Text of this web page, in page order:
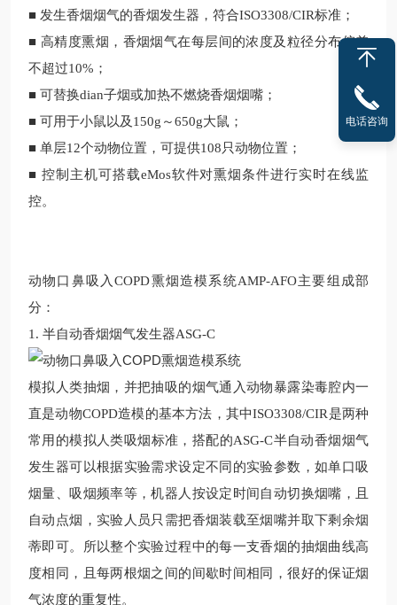
■ 发生香烟烟气的香烟发生器，符合ISO3308/CIR标准；
■ 高精度熏烟，香烟烟气在每层间的浓度及粒径分布偏差
不超过10%；
■ 可替换dian子烟或加热不燃烧香烟烟嘴；
■ 可用于小鼠以及150g～650g大鼠；
■ 单层12个动物位置，可提供108只动物位置；
■ 控制主机可搭载eMos软件对熏烟条件进行实时在线监
控。
动物口鼻吸入COPD熏烟造模系统AMP-AFO主要组成部
分：
1. 半自动香烟烟气发生器ASG-C
模拟人类抽烟，并把抽吸的烟气通入动物暴露染毒腔内一
直是动物COPD造模的基本方法，其中ISO3308/CIR是两种
常用的模拟人类吸烟标准，搭配的ASG-C半自动香烟烟气
发生器可以根据实验需求设定不同的实验参数，如单口吸
烟量、吸烟频率等，机器人按设定时间自动切换烟嘴，且
自动点烟，实验人员只需把香烟装载至烟嘴并取下剩余烟
蒂即可。所以整个实验过程中的每一支香烟的抽烟曲线高
度相同，且每两根烟之间的间歇时间相同，很好的保证烟
气浓度的重复性。
电话咨询